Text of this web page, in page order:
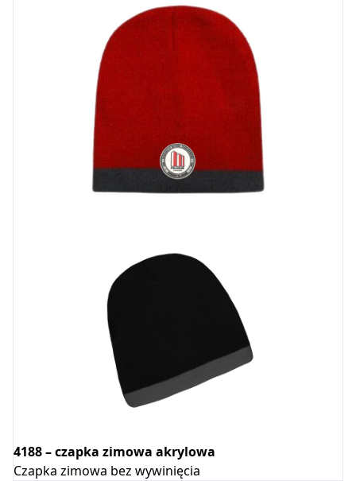
4188 – czapka zimowa akrylowa
Czapka zimowa bez wywinięcia